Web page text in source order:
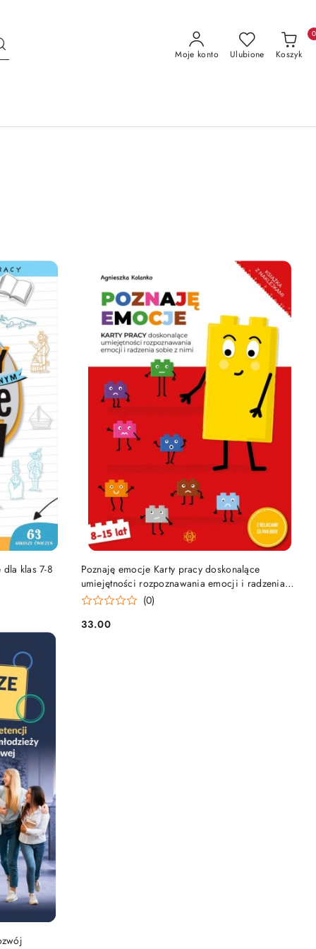
Moje konto Ulubione Koszyk
0
dla klas 7-8
Poznaję emocje Karty pracy doskonalące
umiejętności rozpoznawania emocji i radzenia
sobie z nimi
(0)
Cena:
33.00
PRODUKT NIEDOSTĘPNY